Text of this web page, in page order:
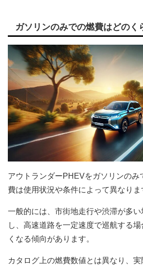
ガソリンのみでの燃費はどのく
アウトランダーPHEVをガソリンのみ
費は使用状況や条件によって異なりま
一般的には、市街地走行や渋滞が多
し、高速道路を一定速度で巡航する
くなる傾向があります。
カタログ上の燃費数値とは異なり、